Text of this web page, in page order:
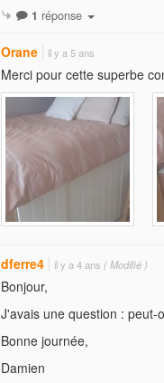
1 réponse
Orane il y a 5 ans
Merci pour cette superbe
dferre4 il y a 4 ans ( Modifié )
Bonjour,
J'avais une question : peut-
Bonne journée,
Damien